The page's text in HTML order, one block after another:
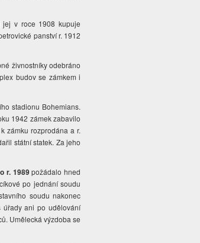
jej v roce 1908 kupuje
panství r. 1912
živnostníky odebráno
budov se zámkem i
stadionu Bohemians.
1942 zámek zabavilo
zámku rozprodána a r.
státní statek. Za jeho
r. 1989požádalo hned
po jednání soudu
soudu nakonec
úřady ani po udělování
Umělecká výzdoba se